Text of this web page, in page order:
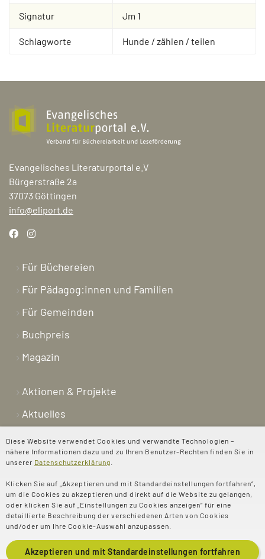
Diese Website verwendet Cookies und verwandte Technologien –
nähere Informationen dazu und zu Ihren Benutzer-Rechten finden Sie in
unserer Datenschutzerklärung
Klicken Sie auf „Akzeptieren und mit Standardeinstellungen fortfahren“,
um die Cookies zu akzeptieren und direkt auf die Website zu gelangen,
oder klicken Sie auf „Einstellungen zu Cookies anzeigen“ für eine
detaillierte Beschreibung der verschiedenen Arten von Cookies
und/oder um Ihre Cookie-Auswahl anzupassen.
Akzeptieren und mit Standardeinstellungen fortfahren
Signatur Jm 1
Schlagworte Hunde / zählen / teilen
Evangelisches Literaturportal e.V
Bürgerstraße 2a
37073 Göttingen
info@eliport.de
Für Büchereien
Für Pädagog:innen und Familien
Für Gemeinden
Buchpreis
Magazin
Aktionen & Projekte
Aktuelles
Newsletter
Shop
Kontakt
Über uns
Spenden